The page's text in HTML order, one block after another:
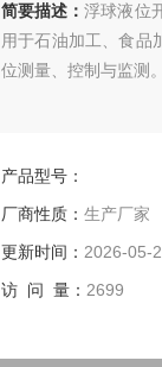
简要描述： 浮球液位
用于石油加工、食品
位测量、控制与监测。
产品型号：
厂商性质： 生产厂家
更新时间： 2026-05-
访 问 量： 2699